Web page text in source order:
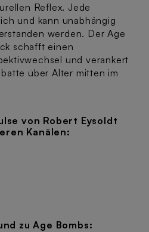
Reflex. Jede
und kann unabhängig
werden. Der Age
schafft einen
und verankert
über Alter mitten im
von Robert Eysoldt
Kanälen:
zu Age Bombs: